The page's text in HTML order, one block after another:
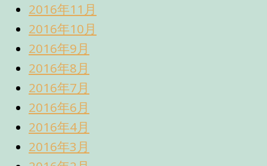
2016年11月
2016年10月
2016年9月
2016年8月
2016年7月
2016年6月
2016年4月
2016年3月